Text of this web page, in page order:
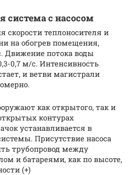
система с насосом
теплоносителя и
на обогрев помещения,
Движение потока воды
0,7 м/с. Интенсивность
и ветви магистрали
как открытого, так и
контурах
устанавливается в
Присутствие насоса
трубопровод между
и батареями, как по высоте,
(+)